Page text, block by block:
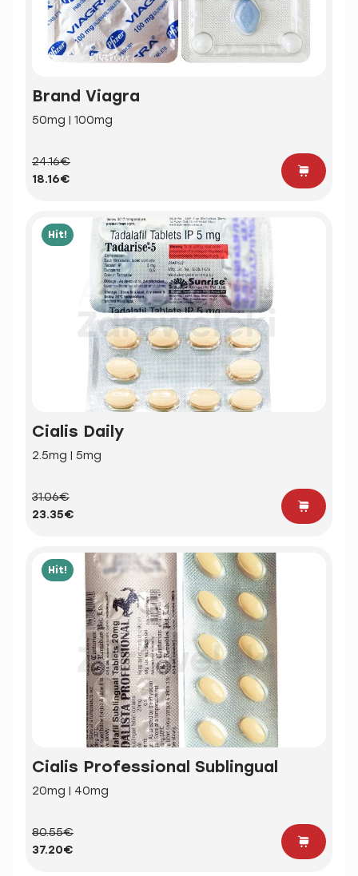
Brand Viagra
50mg | 100mg
24.16€
18.16€
Hit!
Cialis Daily
2.5mg | 5mg
31.06€
23.35€
Hit!
Cialis Professional Sublingual
20mg | 40mg
80.55€
37.20€